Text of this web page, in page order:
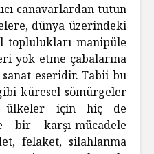
canavarlardan tutun
dünya üzerindeki
toplulukları manipüle
yok etme çabalarına
eseridir. Tabii bu
küresel sömürgeler
ülkeler için hiç de
bir karşı-mücadele
felaket, silahlanma